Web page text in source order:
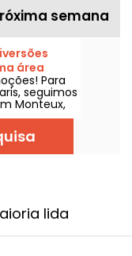
semana
área
Para
seguimos
Monteux,
desfrutar
da
etc.).
repleta
lida